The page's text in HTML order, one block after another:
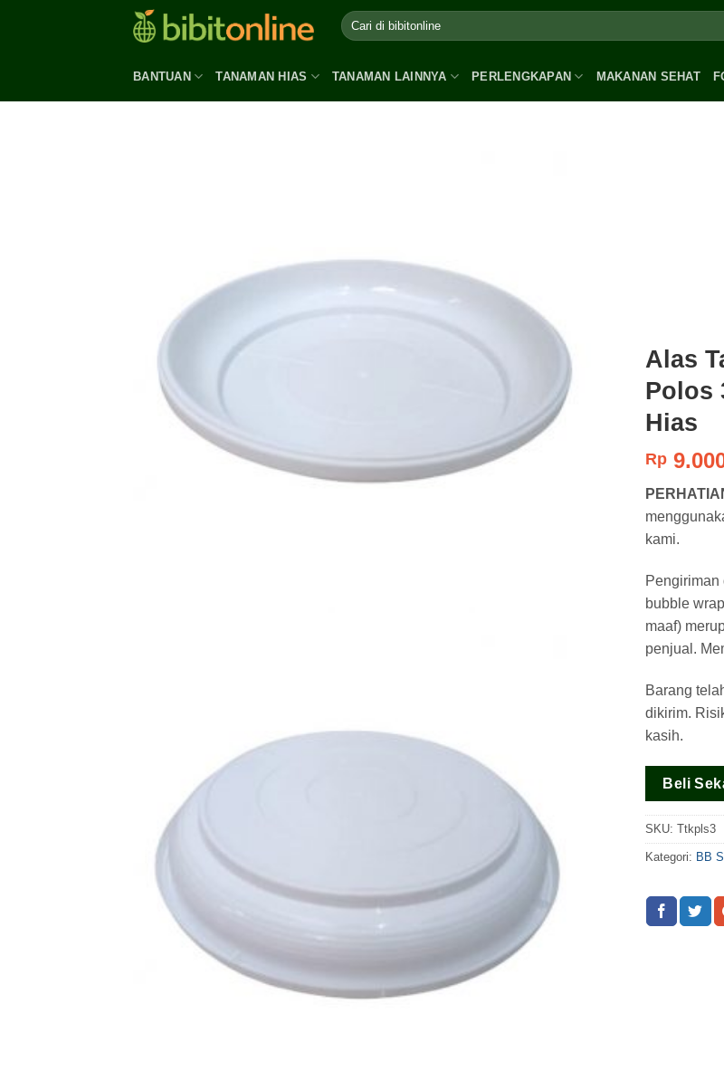
BANTUAN TANAMAN HIAS TANAMAN LAINNYA PERLENGKAPAN MAKANAN SEHAT
Alas
Polos
Hias
Rp
kami.
Pengiriman
bubble
maaf)
penjual.
Barang
dikirim.
kasih.
Beli
SKU: Ttkpls3
Kategori: BB